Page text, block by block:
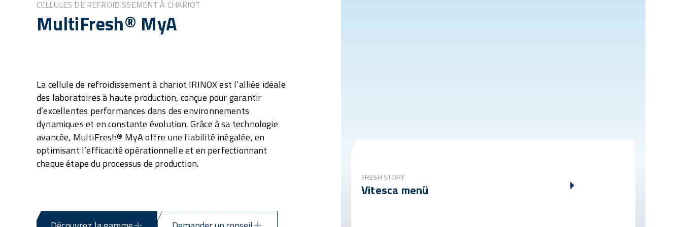
CELLULES DE REFROIDISSEMENT À CHARIOT
MultiFresh® MyA
La cellule de refroidissement à chariot IRINOX est l’alliée idéale
des laboratoires à haute production, conçue pour garantir
d’excellentes performances dans des environnements
dynamiques et en constante évolution. Grâce à sa technologie
avancée, MultiFresh® MyA offre une fiabilité inégalée, en
optimisant l’efficacité opérationnelle et en perfectionnant
chaque étape du processus de production.
FRESH STORY
Vitesca menü